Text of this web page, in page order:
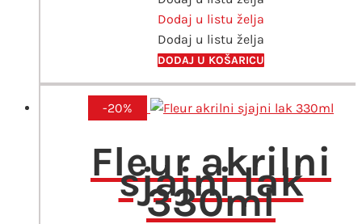
boja
130ml
Greige
količina
Dodaj u listu želja
Dodaj u listu želja
DODAJ U KOŠARICU
-20%
Fleur akrilni
sjajni lak
330ml